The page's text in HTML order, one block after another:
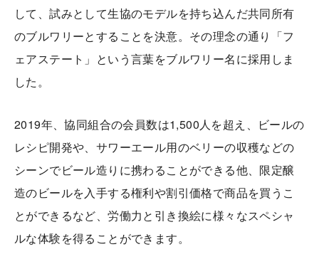
して、試みとして生協のモデルを持ち込んだ共同所有
のブルワリーとすることを決意。その理念の通り「フ
ェアステート」という言葉をブルワリー名に採用しま
した。
2019年、協同組合の会員数は1,500人を超え、ビールの
レシピ開発や、サワーエール用のベリーの収穫などの
シーンでビール造りに携わることができる他、限定醸
造のビールを入手する権利や割引価格で商品を買うこ
とができるなど、労働力と引き換絵に様々なスペシャ
ルな体験を得ることができます。